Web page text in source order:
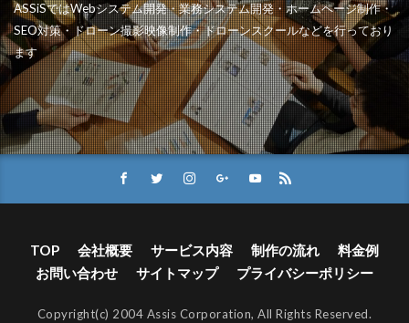
ASSiSではWebシステム開発・業務システム開発・ホームページ制作・
SEO対策・ドローン撮影映像制作・ドローンスクールなどを行っており
ます
TOP 会社概要 サービス内容 制作の流れ
料金例
お問い合わせ
サイトマップ プライバシーポリシー
Copyright(c) 2004 Assis Corporation, All Rights Reserved.